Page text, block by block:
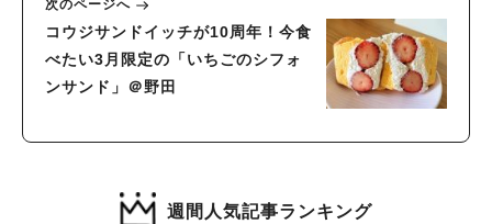
次のページへ
コウジサンドイッチが10周年！今食
べたい3月限定の「いちごのシフォ
ンサンド」＠野田
週間人気記事ランキング